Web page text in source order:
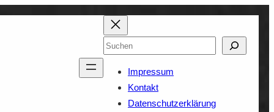
Suchen
Impressum
Kontakt
Datenschutzerklärung